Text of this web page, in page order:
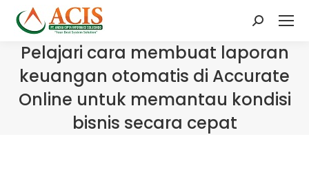
Search:
Pelajari cara membuat laporan
keuangan otomatis di Accurate
Online untuk memantau kondisi
bisnis secara cepat